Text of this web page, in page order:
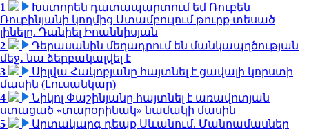
1
Խստորեն դատապարտում եմ Ռուբեն
Ռուբինյանի կողմից Ստամբուլում թուրք տեսած
լինելը. Դանիել Իոաննիսյան
2
Դերասանին մեղադրում են մանկապղծության
մեջ․ նա ձերբակալվել է
3
Սիլվա Հակոբյանը հայտնել է ցավալի կորստի
մասին (Լուսանկար)
4
Նիկոլ Փաշինյանը հայտնել է առավոտյան
ստացած «տարօրինակ» նամակի մասին
5
Արտակարգ դեպք Սևանում. Մանրամասներ